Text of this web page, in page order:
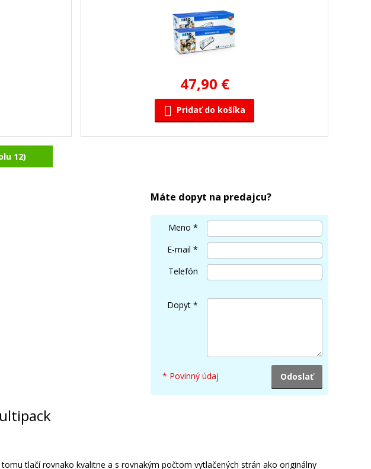
47,90 €
Pridať do košíka
(Azúrový)
Originálny toner
76,90 €
12)
Máte dopyt na predajcu?
Meno *
E-mail *
Telefón
Dopyt *
* Povinný údaj
tlačí rovnako kvalitne a s rovnakým počtom vytlačených strán ako originálny